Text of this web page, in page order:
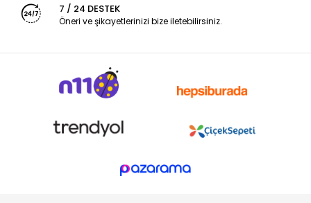
7 / 24 DESTEK
Öneri ve şikayetlerinizi bize iletebilirsiniz.